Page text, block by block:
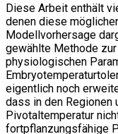
Diese Arbeit enthält
denen diese
Modellvorhersage
gewählte Methode
physiologischen
eigentlich noch
dass in den Regionen
Pivotaltemperatur
fortpflanzungsfähige